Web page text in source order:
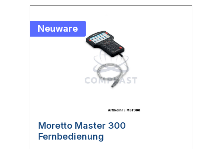
Neuware
Moretto Master 300
Fernbedienung